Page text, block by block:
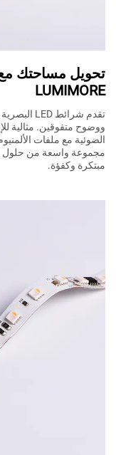
LUMIMORE
ووضوح متفوقين. مثالية
الضوئية مع ملفات
مبتكرة وكفؤة.